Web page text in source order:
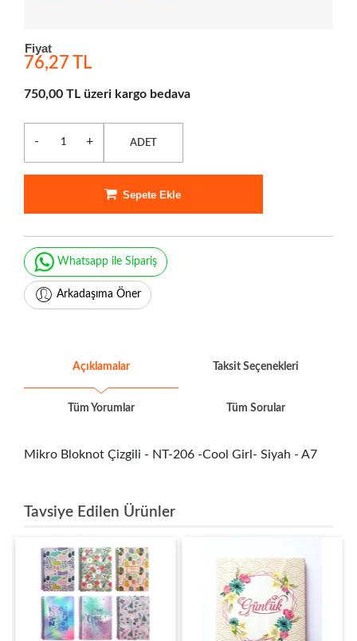
Fiyat
76,27 TL
750,00 TL üzeri kargo bedava
- + ADET
Sepete Ekle
Whatsapp ile Sipariş
Arkadaşıma Öner
Açıklamalar Taksit Seçenekleri
Tüm Yorumlar Tüm Sorular
Mikro Bloknot Çizgili - NT-206 -Cool Girl- Siyah - A7
Tavsiye Edilen Ürünler